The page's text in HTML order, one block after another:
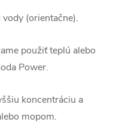
(orientačne).
použiť teplú alebo
Power.
koncentráciu a
mopom.